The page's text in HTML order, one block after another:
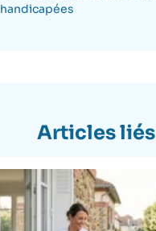
handicapées
Articles liés